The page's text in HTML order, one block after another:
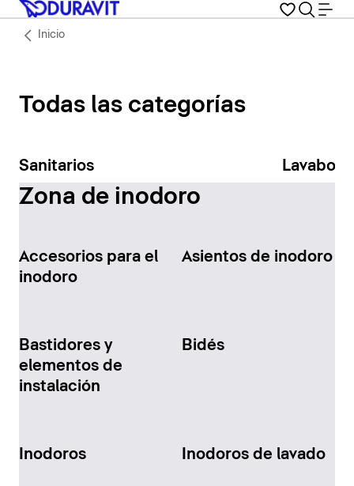
Inicio
Todas las categorías
Sanitarios Lavabos
Zona de inodoro
Accesorios para el
inodoro
Asientos de inodoro
Bastidores y
elementos de
instalación
Bidés
Inodoros Inodoros de lavado